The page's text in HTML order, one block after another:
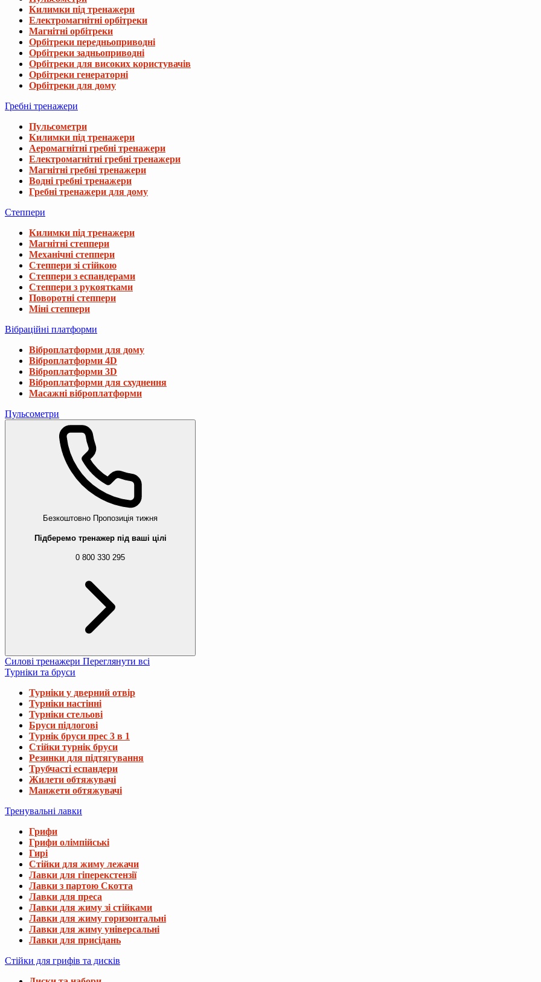
Килимки під тренажери
Електромагнітні орбітреки
Магнітні орбітреки
Орбітреки передньоприводні
Орбітреки задньоприводні
Орбітреки для високих користувачів
Орбітреки генераторні
Орбітреки для дому
Гребні тренажери
Пульсометри
Килимки під тренажери
Аеромагнітні гребні тренажери
Електромагнітні гребні тренажери
Магнітні гребні тренажери
Водні гребні тренажери
Гребні тренажери для дому
Степпери
Килимки під тренажери
Магнітні степпери
Механічні степпери
Степпери зі стійкою
Степпери з еспандерами
Степпери з рукоятками
Поворотні степпери
Міні степпери
Вібраційні платформи
Віброплатформи для дому
Віброплатформи 4D
Віброплатформи 3D
Віброплатформи для схуднення
Масажні віброплатформи
Пульсометри
Безкоштовно Пропозиція тижня
Підберемо тренажер під ваші цілі
0 800 330 295
Силові тренажери Переглянути всі
Турніки та бруси
Турніки у дверний отвір
Турніки настінні
Турніки стельові
Бруси підлогові
Турнік бруси прес 3 в 1
Стійки турнік бруси
Резинки для підтягування
Трубчасті еспандери
Жилети обтяжувачі
Манжети обтяжувачі
Тренувальні лавки
Грифи
Грифи олімпійські
Гирі
Стійки для жиму лежачи
Лавки для гіперекстензії
Лавки з партою Скотта
Лавки для преса
Лавки для жиму зі стійками
Лавки для жиму горизонтальні
Лавки для жиму універсальні
Лавки для присідань
Стійки для грифів та дисків